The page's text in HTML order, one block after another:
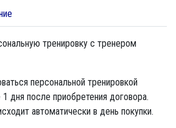
тренировку с тренером
персональной тренировкой
дня после приобретения договора.
автоматически в день покупки.